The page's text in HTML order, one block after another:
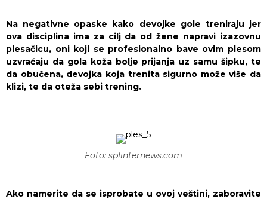
Na negativne opaske kako devojke gole treniraju jer
ova disciplina ima za cilj da od žene napravi izazovnu
plesačicu, oni koji se profesionalno bave ovim plesom
uzvraćaju da gola koža bolje prijanja uz samu šipku, te
da obučena, devojka koja trenita sigurno može više da
klizi, te da oteža sebi trening.
Foto: splinternews.com
Ako namerite da se isprobate u ovoj veštini, zaboravite